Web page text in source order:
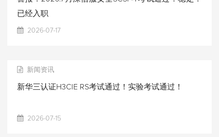
已经入职
2026-07-17
新闻资讯
新华三认证H3CIE RS考试通过！实验考试通过！
2026-07-15